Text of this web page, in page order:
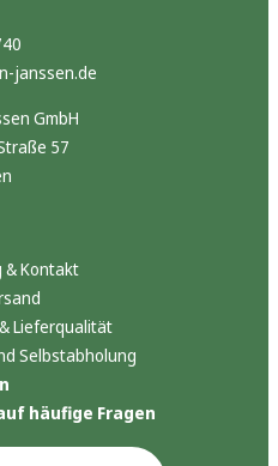
janssen.de
GmbH
57
& Kontakt
Lieferqualität
Selbstabholung
häufige Fragen